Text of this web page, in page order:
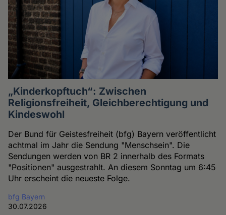
„Kinderkopftuch“: Zwischen
Religionsfreiheit, Gleichberechtigung und
Kindeswohl
Der Bund für Geistesfreiheit (bfg) Bayern veröffentlicht
achtmal im Jahr die Sendung "Menschsein". Die
Sendungen werden von BR 2 innerhalb des Formats
"Positionen" ausgestrahlt. An diesem Sonntag um 6:45
Uhr erscheint die neueste Folge.
bfg Bayern
30.07.2026